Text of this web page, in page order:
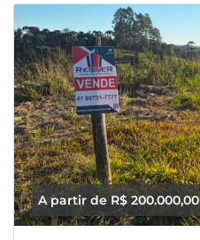
A partir de R$ 200.000,00